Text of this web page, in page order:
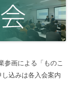
参画による「ものこ
込みは各入会案内